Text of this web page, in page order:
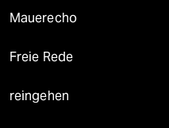
Mauerecho
Freie Rede
reingehen